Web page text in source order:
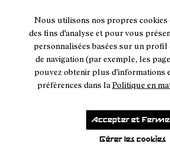
Nous utilisons nos propres cookies
des fins d'analyse et pour vous
personnalisées basées sur un profil
de navigation (par exemple, les
pouvez obtenir plus d'informations
préférences dans laPolitique en
Gérer les cookies
Accepter et
pour commencer.
Créez votre compte NNormal ou
formulaire de NNormal